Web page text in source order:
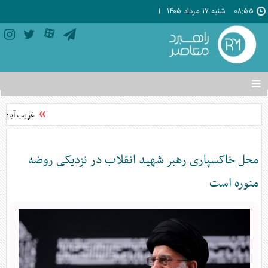
۰۸:۵۵ شنبه ۱۷ مرداد ۱۴۰۵
تغییر
وضعیت
منوی
ها
غریب
محل خاکسپاری رهبر شهید انقلاب در نزدیکی روضه
منوره است